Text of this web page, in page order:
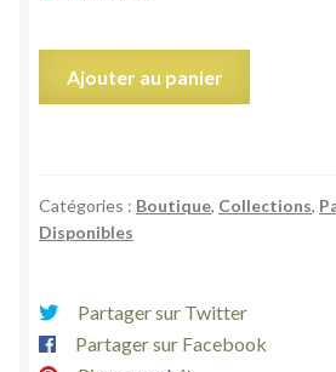
Insolence
de
Eau
de
toilette
Ajouter au panier
Catégories : Boutique, Collections,
Disponibles
Partager sur Twitter
Partager sur Facebook